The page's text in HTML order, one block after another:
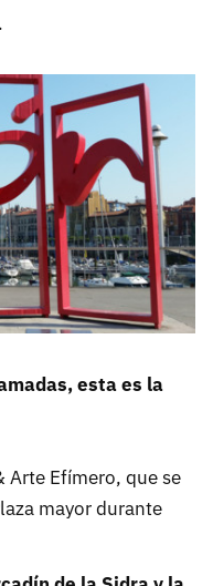
esta es la
Arte Efímero, que se
mayor durante